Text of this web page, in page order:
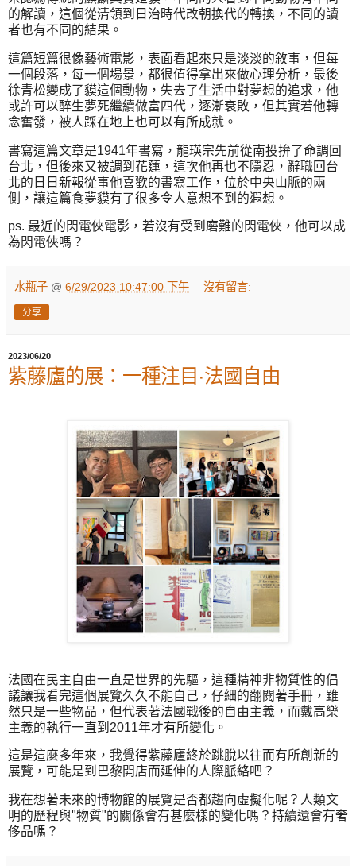
的解讀，這個從清領到日治時代改朝換代的轉換，不同的讀
者也有不同的結果。
這篇短篇很像藝術電影，表面看起來只是淡淡的敘事，但每
一個段落，每一個場景，都很值得拿出來做心理分析，最後
徐青松變成了貘這個動物，失去了生活中對夢想的追求，他
或許可以醉生夢死繼續做富四代，逐漸衰敗，但其實若他轉
念奮發，被人踩在地上也可以有所成就。
書寫這篇文章是1941年書寫，龍瑛宗先前從南投拚了命調回
台北，但後來又被調到花蓮，這次他再也不隱忍，辭職回台
北的日日新報從事他喜歡的書寫工作，位於中央山脈的兩
側，讓這篇食夢貘有了很多令人意想不到的遐想。
ps. 最近的閃電俠電影，若沒有受到磨難的閃電俠，他可以成
為閃電俠嗎？
水瓶子 @ 6/29/2023 10:47:00 下午 沒有留言:
分享
2023/06/20
紫藤廬的展：一種注目‧法國自由
法國在民主自由一直是世界的先驅，這種精神非物質性的倡
議讓我看完這個展覽久久不能自己，仔細的翻閱著手冊，雖
然只是一些物品，但代表著法國戰後的自由主義，而戴高樂
主義的執行一直到2011年才有所變化。
這是這麼多年來，我覺得紫藤廬終於跳脫以往而有所創新的
展覽，可能是到巴黎開店而延伸的人際脈絡吧？
我在想著未來的博物館的展覽是否都趨向虛擬化呢？人類文
明的歷程與"物質"的關係會有甚麼樣的變化嗎？持續還會有奢
侈品嗎？